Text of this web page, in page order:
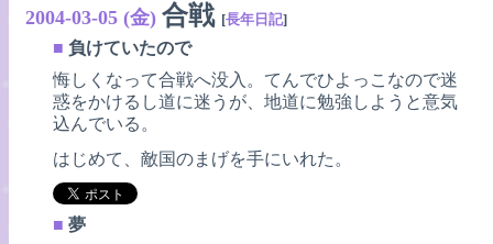
2004-03-05 (金) 合戦 [長年日記]
■ 負けていたので
悔しくなって合戦へ没入。てんでひよっこなので迷
惑をかけるし道に迷うが、地道に勉強しようと意気
込んでいる。
はじめて、敵国のまげを手にいれた。
■ 夢